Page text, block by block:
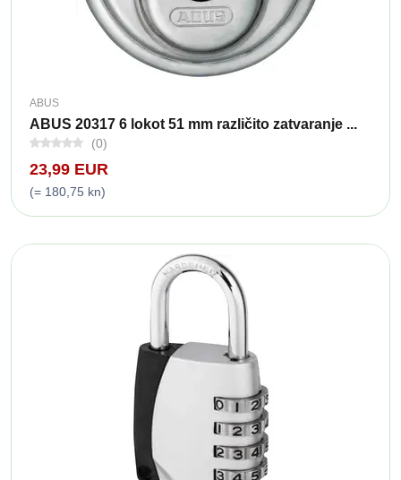
ABUS
ABUS 20317 6 lokot 51 mm različito zatvaranje ...
(0)
23,99 EUR
(= 180,75 kn)